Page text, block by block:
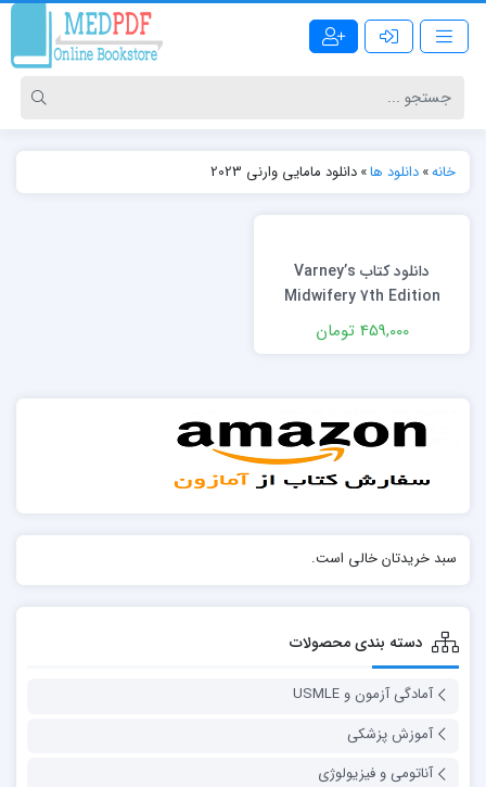
خانه»دانلود ها»دانلود مامایی وارنی 2023
دانلود کتاب Varney’s
Midwifery 7th Edition
459,000 تومان
سبد خریدتان خالی است.
دسته بندی محصولات
آمادگی آزمون و USMLE
آموزش پزشکی
آناتومی و فیزیولوژی